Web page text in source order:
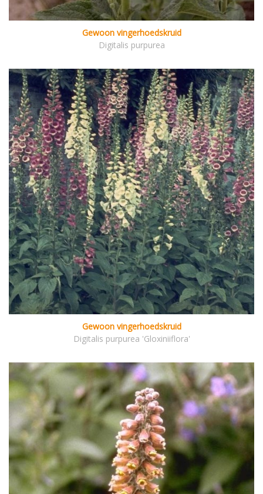
Gewoon vingerhoedskruid
Digitalis purpurea
Gewoon vingerhoedskruid
Digitalis purpurea 'Gloxiniiflora'